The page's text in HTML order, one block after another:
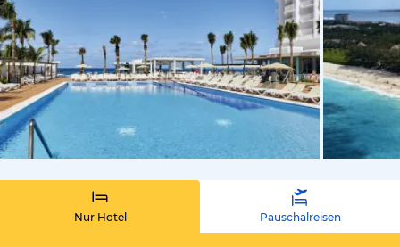
vom
Nur Hotel Pauschalreisen